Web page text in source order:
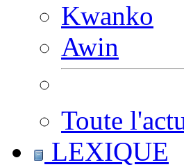
Kwanko
Awin
Toute
LEXIQUE